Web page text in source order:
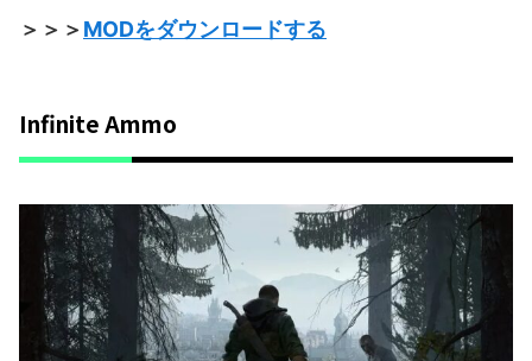
＞＞＞MODをダウンロードする
Infinite Ammo